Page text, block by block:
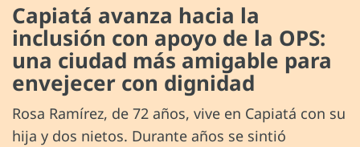
Capiatá avanza hacia la
inclusión con apoyo de la OPS:
una ciudad más amigable para
envejecer con dignidad
Rosa Ramírez, de 72 años, vive en Capiatá con su
hija y dos nietos. Durante años se sintió